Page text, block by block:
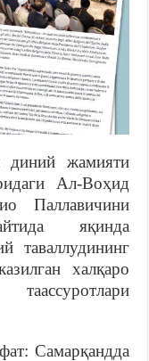
диний жамияти
Ал-Воҳид
Паллавичини
яқинда
таваллудининг
халқаро
Самарқандда